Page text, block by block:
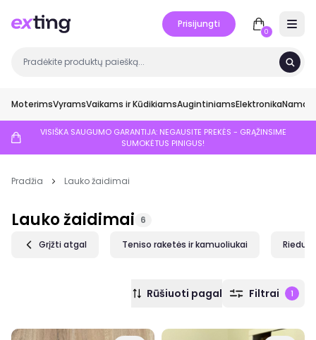
Prisijungti
0
MoterimsVyramsVaikams ir KūdikiamsAugintiniamsElektronikaNamai
VISIŠKA SAUGUMO GARANTIJA: NEGAUSITE PREKĖS - GRĄŽINSIME
SUMOKĖTUS PINIGUS!
Pradžia Lauko žaidimai
Lauko žaidimai 6
Grįžti atgal Teniso raketės ir kamuoliukai
Rūšiuoti pagal Filtrai 1